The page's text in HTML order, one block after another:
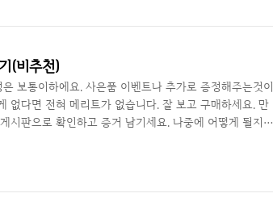
인해달라고 고객센터에 전화까지 했지요. 6..
(비추천)
보통이하에요. 사은품 이벤트나 추가로 증정해주는것이
없다면 전혀 메리트가 없습니다. 잘 보고 구매하세요. 만
시판으로 확인하고 증거 남기세요. 나중에 어떻게 될지
이 안 통하는 프리플로우에서 절대 사지마세요
이밍340A 구매 후기 이벤트 참여 포토 상품평을 쓰면 2